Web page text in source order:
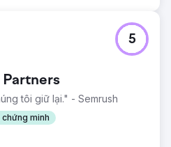
Partners
tôi giữ lại." - Semrush
minh
5